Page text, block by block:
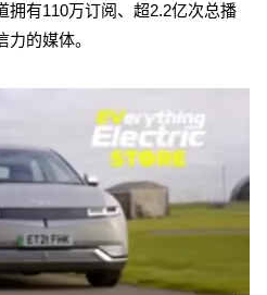
拥有110万订阅、超2.2亿次总播
的媒体。